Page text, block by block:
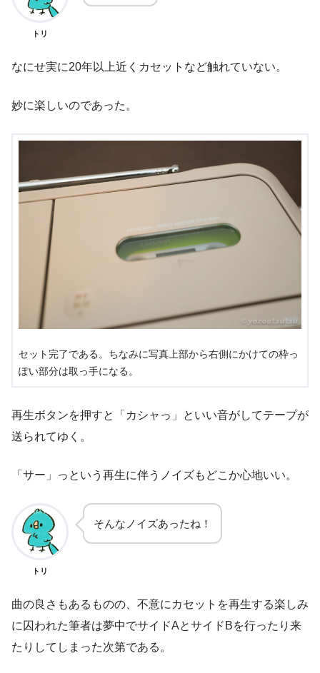
トリ
なにせ実に20年以上近くカセットなど触れていない。
妙に楽しいのであった。
セット完了である。ちなみに写真上部から右側にかけての枠っ
ぽい部分は取っ手になる。
再生ボタンを押すと「カシャっ」といい音がしてテープが
送られてゆく。
「サー」っという再生に伴うノイズもどこか心地いい。
トリ
そんなノイズあったね！
曲の良さもあるものの、不意にカセットを再生する楽しみ
に囚われた筆者は夢中でサイドAとサイドBを行ったり来
たりしてしまった次第である。